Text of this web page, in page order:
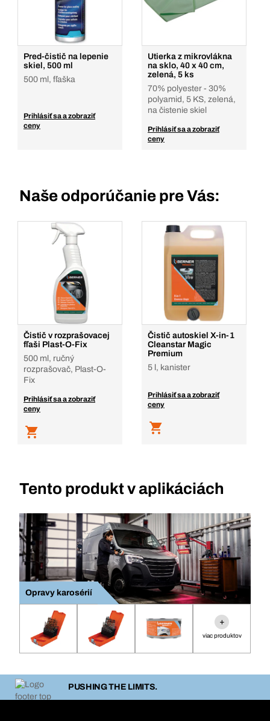
Pred-čistič na lepenie
skiel, 500 ml
500 ml, fľaška
Prihlásiť sa a zobraziť
ceny
Utierka z mikrovlákna
na sklo, 40 x 40 cm,
zelená, 5 ks
70% polyester - 30%
polyamid, 5 KS, zelená,
na čistenie skiel
Prihlásiť sa a zobraziť
ceny
Naše odporúčanie pre Vás:
Čistič v rozprašovacej
fľaši Plast-O-Fix
500 ml, ručný
rozprašovač, Plast-O-
Fix
Prihlásiť sa a zobraziť
ceny
Čistič autoskiel X-in-1
Cleanstar Magic
Premium
5 l, kanister
Prihlásiť sa a zobraziť
ceny
Tento produkt v aplikáciách
Opravy karosérií
+
viac produktov
PUSHING THE LIMITS.